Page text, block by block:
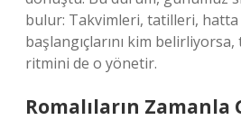
bulur: Takvimleri, tatilleri, hatta
başlangıçlarını kim
ritmini de o yönetir.
Romalıların Zamanla